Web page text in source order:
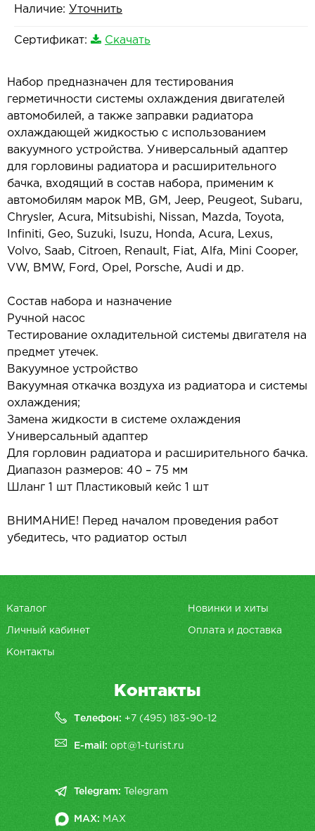
Наличие: Уточнить
Сертификат: Скачать
Набор предназначен для тестирования
герметичности системы охлаждения двигателей
автомобилей, а также заправки радиатора
охлаждающей жидкостью с использованием
вакуумного устройства. Универсальный адаптер
для горловины радиатора и расширительного
бачка, входящий в состав набора, применим к
автомобилям марок MB, GM, Jeep, Peugeot, Subaru,
Chrysler, Acura, Mitsubishi, Nissan, Mazda, Toyota,
Infiniti, Geo, Suzuki, Isuzu, Honda, Acura, Lexus,
Volvo, Saab, Citroen, Renault, Fiat, Alfa, Mini Cooper,
VW, BMW, Ford, Opel, Porsche, Audi и др.
Состав набора и назначение
Ручной насос
Тестирование охладительной системы двигателя на
предмет утечек.
Вакуумное устройство
Вакуумная откачка воздуха из радиатора и системы
охлаждения;
Замена жидкости в системе охлаждения
Универсальный адаптер
Для горловин радиатора и расширительного бачка.
Диапазон размеров: 40 – 75 мм
Шланг 1 шт Пластиковый кейс 1 шт
ВНИМАНИЕ! Перед началом проведения работ
убедитесь, что радиатор остыл
Каталог Новинки и хиты
Личный кабинет Оплата и доставка
Контакты
Контакты
Телефон: +7 (495) 183-90-12
E-mail:opt@1-turist.ru
Telegram: Telegram
MAX: MAX